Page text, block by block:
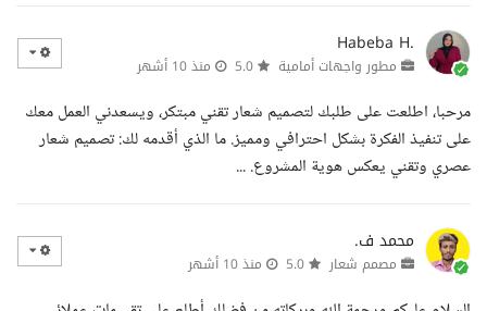
Habeba H.
مطور واجهات أمامية منذ 10 أشهر
مرحبا، اطلعت على طلبك لتصميم شعار تقني مبتكر، ويسعدني العمل معك
على تنفيذ الفكرة بشكل احترافي ومميز. ما الذي أقدمه لك: تصميم شعار
عصري وتقني يعكس هوية المشروع. ...
محمد ف.
مصمم شعار منذ 10 أشهر